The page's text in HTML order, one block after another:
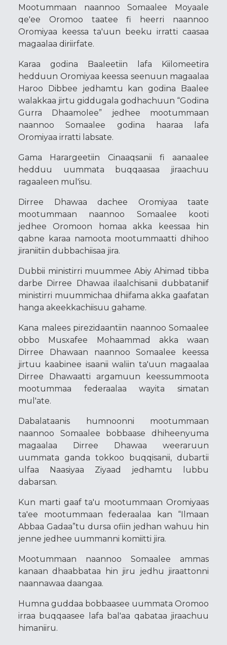
Mootummaan naannoo Somaalee Moyaale
qe'ee Oromoo taatee fi heerri naannoo
Oromiyaa keessa ta'uun beeku irratti caasaa
magaalaa diriirfate.
Karaa godina Baaleetiin lafa Kiilomeetira
hedduun Oromiyaa keessa seenuun magaalaa
Haroo Dibbee jedhamtu kan godina Baalee
walakkaa jirtu giddugala godhachuun “Godina
Gurra Dhaamolee” jedhee mootummaan
naannoo Somaalee godina haaraa lafa
Oromiyaa irratti labsate.
Gama Harargeetiin Cinaaqsanii fi aanaalee
hedduu uummata buqqaasaa jiraachuu
ragaaleen mul'isu.
Dirree Dhawaa dachee Oromiyaa taate
mootummaan naannoo Somaalee kooti
jedhee Oromoon homaa akka keessaa hin
qabne karaa namoota mootummaatti dhihoo
jiraniitiin dubbachiisaa jira.
Dubbii ministirri muummee Abiy Ahimad tibba
darbe Dirree Dhawaa ilaalchisanii dubbataniif
ministirri muummichaa dhiifama akka gaafatan
hanga akeekkachiisuu gahame.
Kana malees pirezidaantiin naannoo Somaalee
obbo Musxafee Mohaammad akka waan
Dirree Dhawaan naannoo Somaalee keessa
jirtuu kaabinee isaanii waliin ta'uun magaalaa
Dirree Dhawaatti argamuun keessummoota
mootummaa federaalaa wayita simatan
mul'ate.
Dabalataanis humnoonni mootummaan
naannoo Somaalee bobbaase dhiheenyuma
magaalaa Dirree Dhawaa weeraruun
uummata ganda tokkoo buqqisanii, dubartii
ulfaa Naasiyaa Ziyaad jedhamtu lubbu
dabarsan.
Kun marti gaaf ta'u mootummaan Oromiyaas
ta'ee mootummaan federaalaa kan “Ilmaan
Abbaa Gadaa”tu dursa ofiin jedhan wahuu hin
jenne jedhee uummanni komiitti jira.
Mootummaan naannoo Somaalee ammas
kanaan dhaabbataa hin jiru jedhu jiraattonni
naannawaa daangaa.
Humna guddaa bobbaasee uummata Oromoo
irraa buqqaasee lafa bal'aa qabataa jiraachuu
himaniiru.